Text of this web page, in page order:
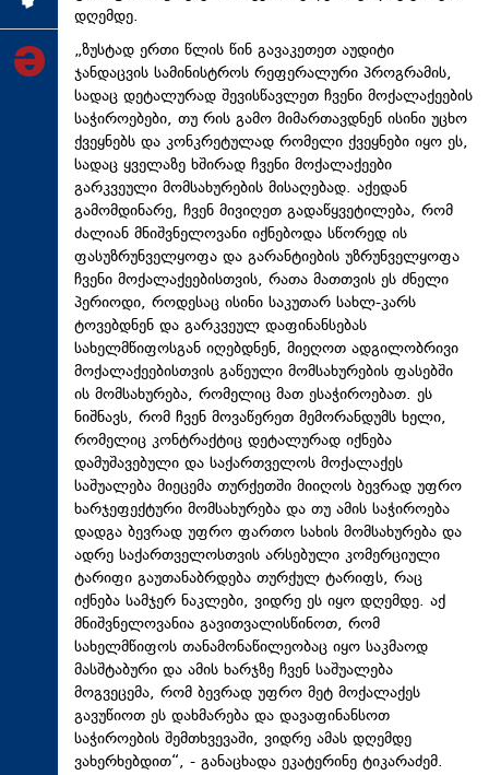
დღემდე.
„ზუსტად ერთი წლის წინ გავაკეთეთ აუდიტი
ჯანდაცვის სამინისტროს რეფერალური პროგრამის,
სადაც დეტალურად შევისწავლეთ ჩვენი მოქალაქეების
საჭიროებები, თუ რის გამო მიმართავდნენ ისინი უცხო
ქვეყნებს და კონკრეტულად რომელი ქვეყნები იყო ეს,
სადაც ყველაზე ხშირად ჩვენი მოქალაქეები
გარკვეული მომსახურების მისაღებად. აქედან
გამომდინარე, ჩვენ მივიღეთ გადაწყვეტილება, რომ
ძალიან მნიშვნელოვანი იქნებოდა სწორედ ის
ფასუზრუნველყოფა და გარანტიების უზრუნველყოფა
ჩვენი მოქალაქეებისთვის, რათა მათთვის ეს ძნელი
პერიოდი, როდესაც ისინი საკუთარ სახლ-კარს
ტოვებდნენ და გარკვეულ დაფინანსებას
სახელმწიფოსგან იღებდნენ, მიეღოთ ადგილობრივი
მოქალაქეებისთვის გაწეული მომსახურების ფასებში
ის მომსახურება, რომელიც მათ ესაჭიროებათ. ეს
ნიშნავს, რომ ჩვენ მოვაწერეთ მემორანდუმს ხელი,
რომელიც კონტრაქტიც დეტალურად იქნება
დამუშავებული და საქართველოს მოქალაქეს
საშუალება მიეცემა თურქეთში მიიღოს ბევრად უფრო
ხარჯეფექტური მომსახურება და თუ ამის საჭიროება
დადგა ბევრად უფრო ფართო სახის მომსახურება და
ადრე საქართველოსთვის არსებული კომერციული
ტარიფი გაუთანაბრდება თურქულ ტარიფს, რაც
იქნება სამჯერ ნაკლები, ვიდრე ეს იყო დღემდე. აქ
მნიშვნელოვანია გავითვალისწინოთ, რომ
სახელმწიფოს თანამონაწილეობაც იყო საკმაოდ
მასშტაბური და ამის ხარჯზე ჩვენ საშუალება
მოგვეცემა, რომ ბევრად უფრო მეტ მოქალაქეს
გავუწიოთ ეს დახმარება და დავაფინანსოთ
საჭიროების შემთხვევაში, ვიდრე ამას დღემდე
ვახერხებდით“, - განაცხადა ეკატერინე ტიკარაძემ.